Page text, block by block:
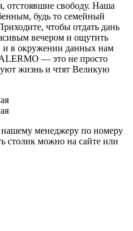
отстоявшие свободу. Наша
будь то семейный
чтобы отдать дань
вечером и ощутить
и в окружении данных нам
— это не просто
жизнь и чтят Великую
нашему менеджеру по номеру
столик можно на сайте или